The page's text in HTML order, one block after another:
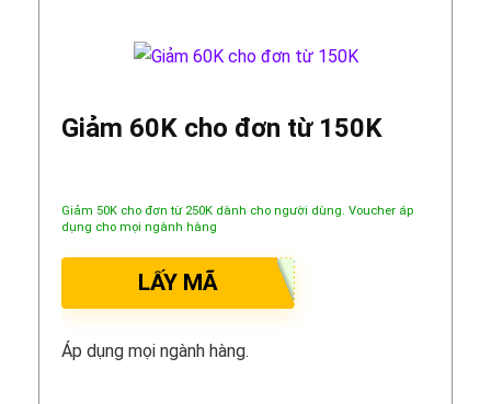
Giảm 60K cho đơn từ 150K
Giảm 50K cho đơn từ 250K dành cho người dùng. Voucher áp
dụng cho mọi ngành hàng
LẤY MÃ
Áp dụng mọi ngành hàng.